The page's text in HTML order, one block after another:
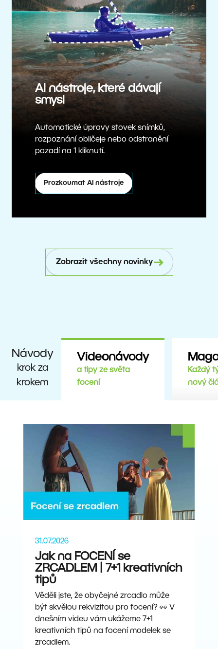
AI nástroje, které dávají
smysl
Automatické úpravy stovek snímků,
rozpoznání obličeje nebo odstranění
pozadí na 1 kliknutí.
Prozkoumat AI nástroje
Zobrazit všechny novinky
Návody
krok za
krokem
Videonávody
a tipy ze světa
focení
Každý
nový
31.07.2026
Jak na FOCENÍ se
ZRCADLEM | 7+1 kreativních
tipů
Věděli jste, že obyčejné zrcadlo může
být skvělou rekvizitou pro focení? 👀 V
dnešním videu vám ukážeme 7+1
kreativních tipů na focení modelek se
zrcadlem.